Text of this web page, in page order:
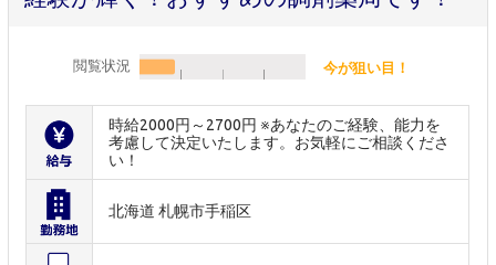
閲覧状況 今が狙い目！
時給2000円～2700円 ※あなたのご経験、能力を
考慮して決定いたします。お気軽にご相談くださ
い！
北海道 札幌市手稲区